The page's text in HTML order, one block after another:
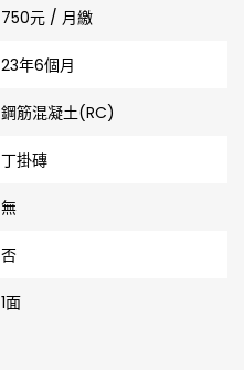
750元 / 月繳
23年6個月
鋼筋混凝土(RC)
丁掛磚
無
否
1面